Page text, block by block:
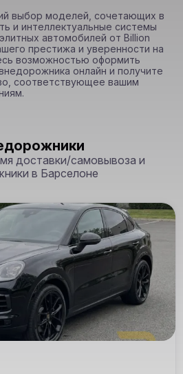
выбор моделей, сочетающих в
и интеллектуальные системы
автомобилей от Billion
престижа и уверенности на
возможностью оформить
онлайн и получите
соответствующее вашим
доставки/самовывоза и
в Барселоне